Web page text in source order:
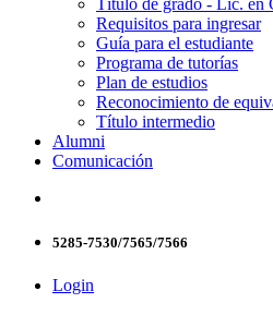
Requisitos para ingresar
Guía para el estudiante
Programa de tutorías
Plan de estudios
Reconocimiento de
Título intermedio
Alumni
Comunicación
5285-7530/7565/7566
Login